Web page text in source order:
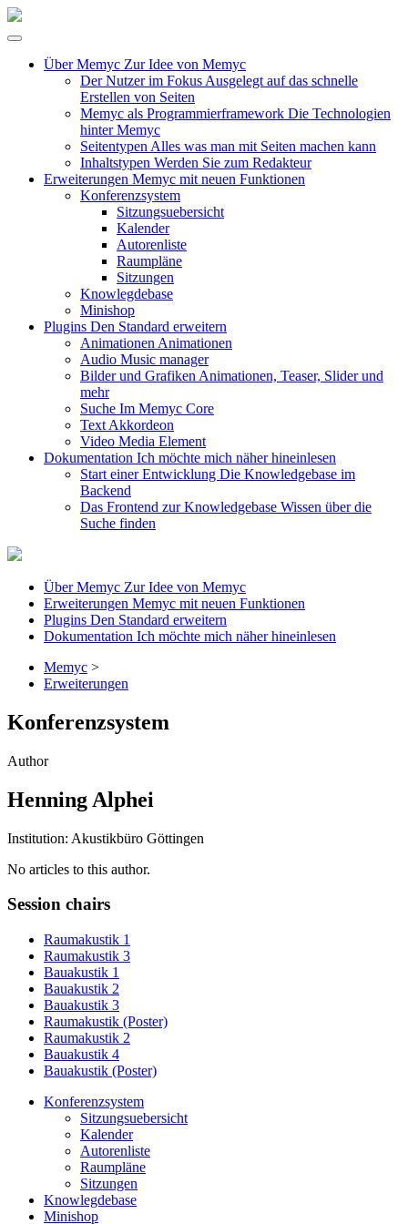
Über Memyc Zur Idee von Memyc
Der Nutzer im Fokus Ausgelegt auf das schnelle
Erstellen von Seiten
Memyc als Programmierframework Die Technologien
hinter Memyc
Seitentypen Alles was man mit Seiten machen kann
Inhaltstypen Werden Sie zum Redakteur
Erweiterungen Memyc mit neuen Funktionen
Konferenzsystem
Sitzungsuebersicht
Kalender
Autorenliste
Raumpläne
Sitzungen
Knowlegdebase
Minishop
Plugins Den Standard erweitern
Animationen Animationen
Audio Music manager
Bilder und Grafiken Animationen, Teaser, Slider und
mehr
Suche Im Memyc Core
Text Akkordeon
Video Media Element
Dokumentation Ich möchte mich näher hineinlesen
Start einer Entwicklung Die Knowledgebase im
Backend
Das Frontend zur Knowledgebase Wissen über die
Suche finden
Über Memyc Zur Idee von Memyc
Erweiterungen Memyc mit neuen Funktionen
Plugins Den Standard erweitern
Dokumentation Ich möchte mich näher hineinlesen
Memyc >
Erweiterungen
Konferenzsystem
Author
Henning Alphei
Institution: Akustikbüro Göttingen
No articles to this author.
Session chairs
Raumakustik 1
Raumakustik 3
Bauakustik 1
Bauakustik 2
Bauakustik 3
Raumakustik (Poster)
Raumakustik 2
Bauakustik 4
Bauakustik (Poster)
Konferenzsystem
Sitzungsuebersicht
Kalender
Autorenliste
Raumpläne
Sitzungen
Knowlegdebase
Minishop